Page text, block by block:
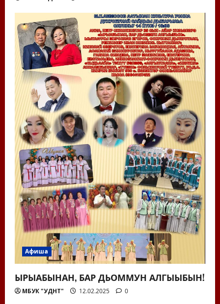
Афиша
ЫРЫАБЫНАН, БАР ДЬОММУН АЛГЫЫБЫН!
МБУК "УДНТ" 12.02.2025 0